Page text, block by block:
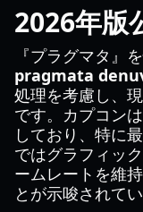
2026年版
『プラグマタ』
pragmata
処理を考慮し、
です。カプコン
しており、特に
ではグラフィッ
ームレートを維
とが示唆されてい